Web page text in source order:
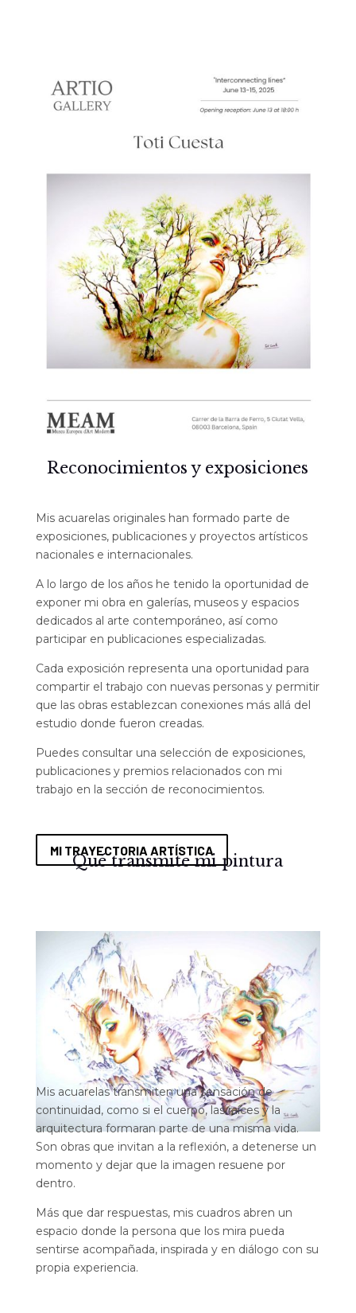
Reconocimientos y exposiciones
Mis acuarelas originales han formado parte de
exposiciones, publicaciones y proyectos artísticos
nacionales e internacionales.
A lo largo de los años he tenido la oportunidad de
exponer mi obra en galerías, museos y espacios
dedicados al arte contemporáneo, así como
participar en publicaciones especializadas.
Cada exposición representa una oportunidad para
compartir el trabajo con nuevas personas y permitir
que las obras establezcan conexiones más allá del
estudio donde fueron creadas.
Puedes consultar una selección de exposiciones,
publicaciones y premios relacionados con mi
trabajo en la sección de reconocimientos.
MI TRAYECTORIA ARTÍSTICA
Qué transmite mi pintura
Mis acuarelas transmiten una sensación de
continuidad, como si el cuerpo, las raíces y la
arquitectura formaran parte de una misma vida.
Son obras que invitan a la reflexión, a detenerse un
momento y dejar que la imagen resuene por
dentro.
Más que dar respuestas, mis cuadros abren un
espacio donde la persona que los mira pueda
sentirse acompañada, inspirada y en diálogo con su
propia experiencia.